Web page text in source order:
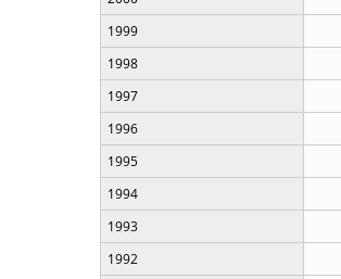
1999
1998
1997
1996
1995
1994
1993
1992